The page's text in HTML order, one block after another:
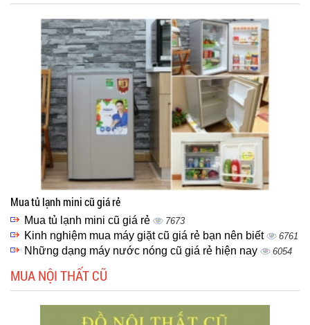
Mua tủ lạnh mini cũ giá rẻ
Mua tủ lạnh mini cũ giá rẻ 7673
Kinh nghiệm mua máy giặt cũ giá rẻ bạn nên biết 6761
Những dạng máy nước nóng cũ giá rẻ hiện nay 6054
MUA NỘI THẤT CŨ